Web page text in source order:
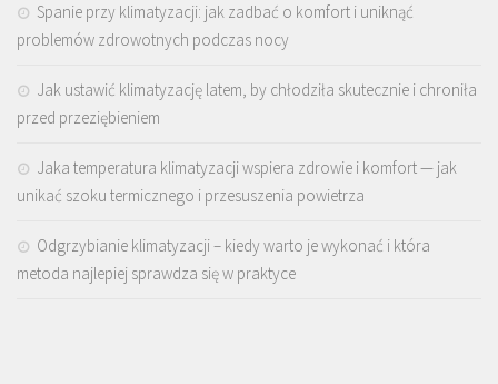
Spanie przy klimatyzacji: jak zadbać o komfort i uniknąć
problemów zdrowotnych podczas nocy
Jak ustawić klimatyzację latem, by chłodziła skutecznie i chroniła
przed przeziębieniem
Jaka temperatura klimatyzacji wspiera zdrowie i komfort — jak
unikać szoku termicznego i przesuszenia powietrza
Odgrzybianie klimatyzacji – kiedy warto je wykonać i która
metoda najlepiej sprawdza się w praktyce